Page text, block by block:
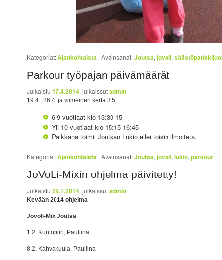
Kategoriat:Ajankohtaista |Avainsanat:Joutsa,jovoli,
Parkour työpajan päivämäärät
Julkaistu17.4.2014, julkaissutadmin
19.4., 26.4. ja viimeinen kerta 3.5.
6-9 vuotiaat klo 13:30-15
Yli 10 vuotiaat klo 15:15-16:45
Paikkana toimii Joutsan Lukio ellei toisin ilmoiteta.
Kategoriat:Ajankohtaista |Avainsanat:Joutsa,jovoli,lukio,parkour
JoVoLi-Mixin ohjelma päivitetty!
Julkaistu29.1.2014, julkaissutadmin
Kevään 2014 ohjelma
Jovoli-Mix Joutsa
1.2. Kuntopiiri, Pauliina
8.2. Kahvakuula, Pauliina